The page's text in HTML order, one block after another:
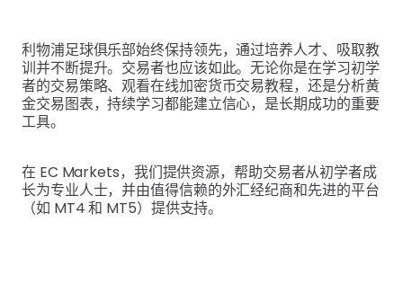
利物浦足球俱乐部始终保持领先，通过培养人才、吸取教
训并不断提升。交易者也应该如此。无论你是在学习初学
者的交易策略、观看在线加密货币交易教程，还是分析黄
金交易图表，持续学习都能建立信心，是长期成功的重要
工具。
在 EC Markets，我们提供资源，帮助交易者从初学者成
长为专业人士，并由值得信赖的外汇经纪商和先进的平台
（如 MT4 和 MT5）提供支持。